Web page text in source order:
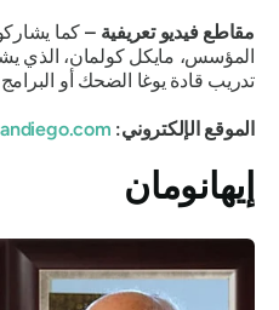
مقاطع فيديو تعريفية –كما
المؤسس، مايكل كولمان، الذي
تدريب قادة يوغا الضحك أو
الموقع الإلكتروني:
إيهانومان